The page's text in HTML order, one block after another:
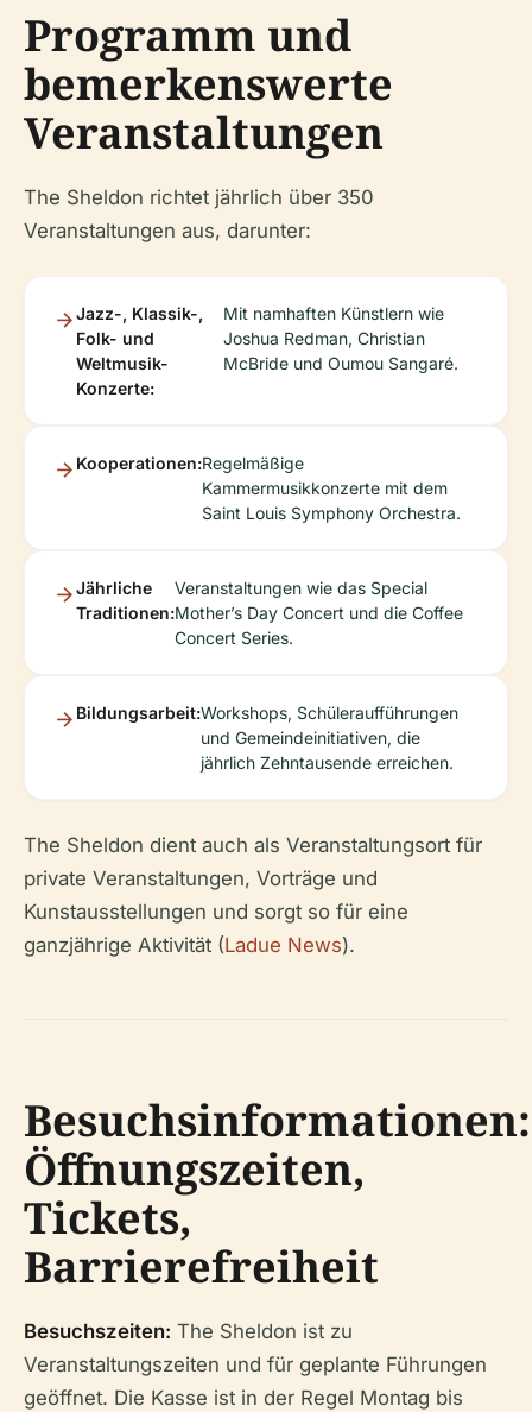
Programm und
bemerkenswerte
Veranstaltungen
The Sheldon richtet jährlich über 350
Veranstaltungen aus, darunter:
Jazz-, Klassik-,
Folk- und
Weltmusik-
Konzerte:
Mit namhaften Künstlern wie
Joshua Redman, Christian
McBride und Oumou Sangaré.
Kooperationen:Regelmäßige
Kammermusikkonzerte mit dem
Saint Louis Symphony Orchestra.
Jährliche
Traditionen:
Veranstaltungen wie das Special
Mother’s Day Concert und die Coffee
Concert Series.
Bildungsarbeit:Workshops, Schüleraufführungen
und Gemeindeinitiativen, die
jährlich Zehntausende erreichen.
The Sheldon dient auch als Veranstaltungsort für
private Veranstaltungen, Vorträge und
Kunstausstellungen und sorgt so für eine
ganzjährige Aktivität (Ladue News).
Besuchsinformationen:
Öffnungszeiten,
Tickets,
Barrierefreiheit
Besuchszeiten: The Sheldon ist zu
Veranstaltungszeiten und für geplante Führungen
geöffnet. Die Kasse ist in der Regel Montag bis